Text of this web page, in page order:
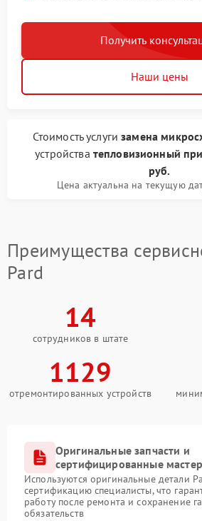
Получить
Наши цены
Стоимость услугизамена
устройства тепловизионный
руб.
Цена актуальна на текущую
Преимущества
Pard
14
сотрудников в штате
1129
отремонтированных устройств
Оригинальные запчасти и
сертифицированные
Используются оригинальные детали
сертификацию специалисты, что
работу после ремонта и сохранение
обязательств